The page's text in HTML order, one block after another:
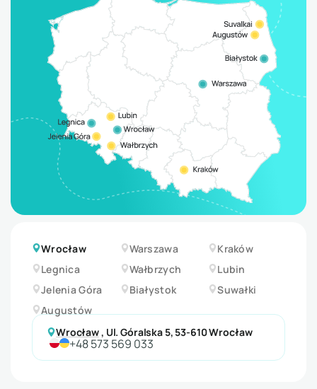
Wrocław Warszawa
Kraków
Legnica
Wałbrzych
Lubin
Jelenia Góra
Białystok
Suwałki
Augustów
Wrocław, Ul. Góralska 5, 53-610 Wrocław
+48 573 569 033